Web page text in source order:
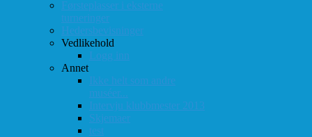
Førsteplasser i eksterne
turneringer
Hedersbevisninger
Vedlikehold
Logg inn
Annet
Ikke helt som andre
muséer...
Intervju klubbmester 2013
Skjemaer
test